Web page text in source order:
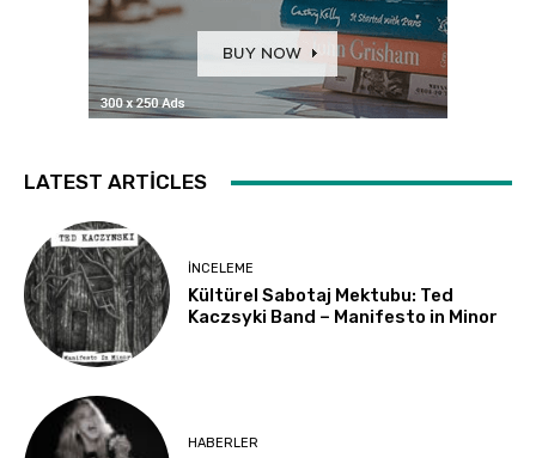
LATEST ARTICLES
İNCELEME
Kültürel Sabotaj Mektubu: Ted
Kaczsyki Band – Manifesto in Minor
HABERLER